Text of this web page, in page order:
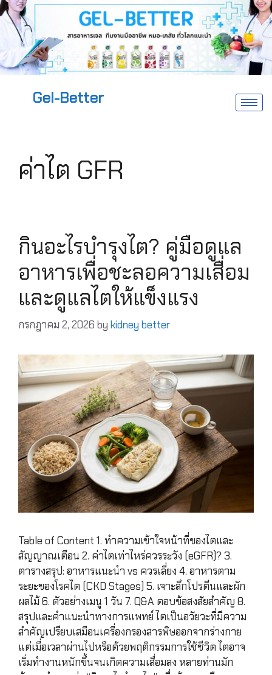
Gel-Better
ค่าไต GFR
กินอะไรบำรุงไต? คู่มือดูแล
อาหารเพื่อชะลอความเสื่อม
และดูแลไตให้แข็งแรง
กรกฎาคม 2, 2026 by kidney better
Table of Content 1. ทำความเข้าใจหน้าที่ของไตและ
สัญญาณเตือน 2. ค่าไตเท่าไหร่ควรระวัง (eGFR)? 3.
ตารางสรุป: อาหารแนะนำ vs ควรเลี่ยง 4. อาหารตาม
ระยะของโรคไต (CKD Stages) 5. เจาะลึกโปรตีนและผัก
ผลไม้ 6. ตัวอย่างเมนู 1 วัน 7. Q&A ตอบข้อสงสัยสำคัญ 8.
สรุปและคำแนะนำทางการแพทย์ ไตเป็นอวัยวะที่มีความ
สำคัญเปรียบเสมือนเครื่องกรองสารพิษออกจากร่างกาย
แต่เมื่อเวลาผ่านไปหรือด้วยพฤติกรรมการใช้ชีวิต ไตอาจ
เริ่มทำงานหนักขึ้นจนเกิดความเสื่อมลง หลายท่านมัก